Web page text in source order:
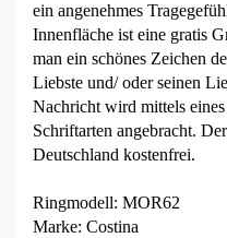
ein angenehmes
Innenfläche ist eine gratis
man ein schönes Zeichen
Liebste und/ oder seinen
Nachricht wird mittels
Schriftarten angebracht.
Deutschland kostenfrei.
Ringmodell: MOR62
Marke: Costina